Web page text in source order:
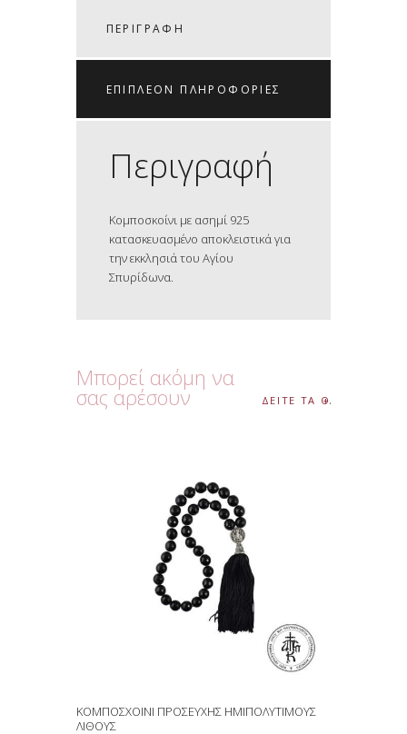
ΠΕΡΙΓΡΑΦΉ
ΕΠΙΠΛΈΟΝ ΠΛΗΡΟΦΟΡΊΕΣ
Περιγραφή
Κομποσκοίνι με ασημί 925
κατασκευασμένο αποκλειστικά για
την εκκλησιά του Αγίου
Σπυρίδωνα.
Μπορεί ακόμη να
σας αρέσουν ΔΕΙΤΕ ΤΑ ΟΛΑ
ΚΟΜΠΟΣΧΟΙΝΙ ΠΡΟΣΕΥΧΗΣ ΗΜΙΠΟΛΥΤΙΜΟΥΣ
ΛΙΘΟΥΣ